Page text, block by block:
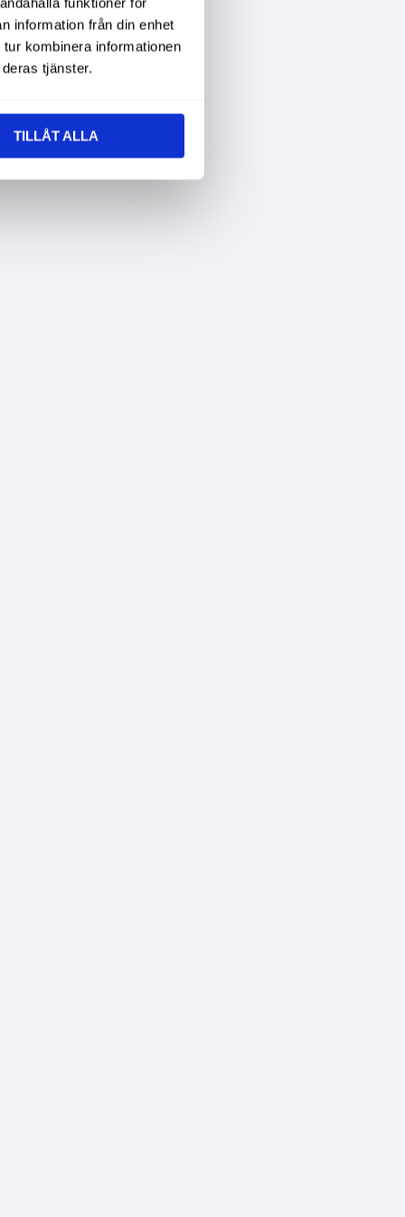
information från din enhet
kombinera informationen
tjänster.
TILLÅT ALLA